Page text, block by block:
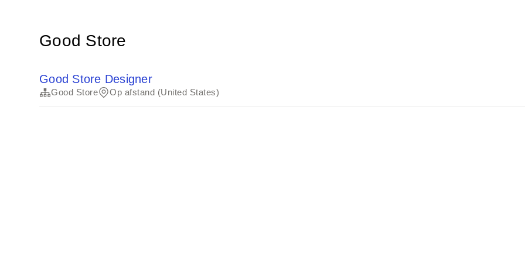
Good Store
Good Store Designer
Good Store Op afstand (United States)